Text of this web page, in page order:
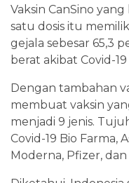
Vaksin CanSino
satu dosis itu
gejala sebesar 65,3
berat akibat Covid-
Dengan tambahan
membuat vaksin
menjadi 9 jenis.
Covid-19 Bio Farma,
Moderna, Pfizer,